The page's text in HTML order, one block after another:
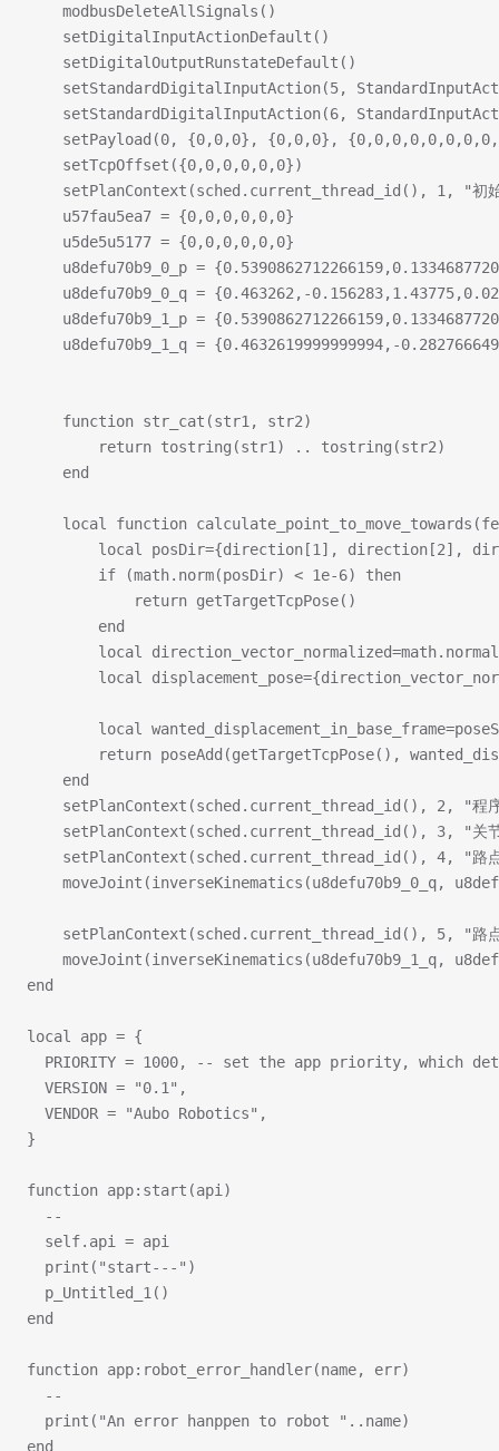
    modbusDeleteAllSignals()
    setDigitalInputActionDefault()
    setDigitalOutputRunstateDefault()
setStandardDigitalInputAction(5,
setStandardDigitalInputAction(6,
setPayload(0, {0,0,0}, {0,0,0},
    setTcpOffset({0,0,0,0,0,0})
setPlanContext(sched.current_thread_id(), 1, "初
    u57fau5ea7 = {0,0,0,0,0,0}
    u5de5u5177 = {0,0,0,0,0,0}
u8defu70b9_0_p =
u8defu70b9_0_q = {0.463262,-
u8defu70b9_1_p =
u8defu70b9_1_q = {0.4632619999999994,-
    function str_cat(str1, str2)
        return tostring(str1) .. tostring(str2)
    end
local function
local posDir={direction[1], direction[2],
        if (math.norm(posDir) < 1e-6) then
            return getTargetTcpPose()
        end
local
local
local
return poseAdd(getTargetTcpPose(),
    end
setPlanContext(sched.current_thread_id(), 2, "程
setPlanContext(sched.current_thread_id(), 3, "关
setPlanContext(sched.current_thread_id(), 4, "路
moveJoint(inverseKinematics(u8defu70b9_0_q,
setPlanContext(sched.current_thread_id(), 5, "路
moveJoint(inverseKinematics(u8defu70b9_1_q,
end
local app = {
PRIORITY = 1000, -- set the app priority, which
  VERSION = "0.1",
  VENDOR = "Aubo Robotics",
}
function app:start(api)
  --
  self.api = api
  print("start---")
  p_Untitled_1()
end
function app:robot_error_handler(name, err)
  --
  print("An error hanppen to robot "..name)
end